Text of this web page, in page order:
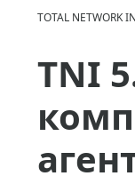
TOTAL NETWORK
TNI